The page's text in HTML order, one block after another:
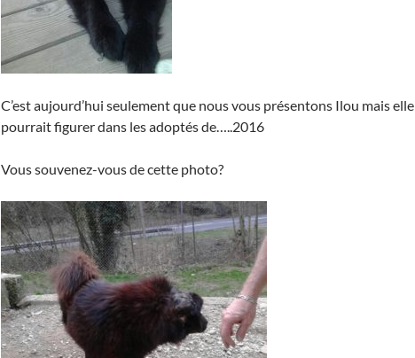
C’est aujourd’hui seulement que nous vous présentons Ilou mais elle
pourrait figurer dans les adoptés de…..2016
Vous souvenez-vous de cette photo?